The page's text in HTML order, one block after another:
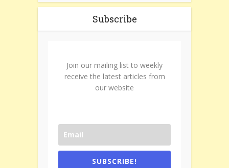
Subscribe
Join our mailing list to weekly
receive the latest articles from
our website
SUBSCRIBE!